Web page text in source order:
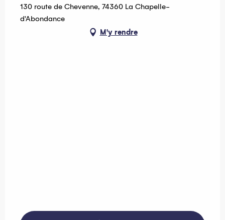
130 route de Chevenne, 74360 La Chapelle-
d'Abondance
M'y rendre